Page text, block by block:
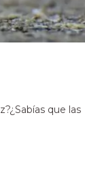
que las